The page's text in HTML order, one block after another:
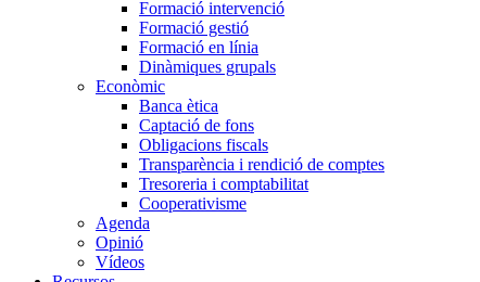
Formació intervenció
Formació gestió
Formació en línia
Dinàmiques grupals
Econòmic
Banca ètica
Captació de fons
Obligacions fiscals
Transparència i rendició de comptes
Tresoreria i comptabilitat
Cooperativisme
Agenda
Opinió
Vídeos